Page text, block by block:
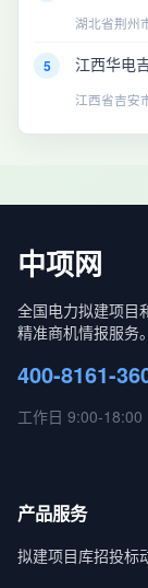
湖北省荆州
5 江西华电
江西省吉安
中项网
全国电力拟建项目
精准商机情报服务。
400-8161-
工作日 9:00-18:00
产品服务
拟建项目库招投标